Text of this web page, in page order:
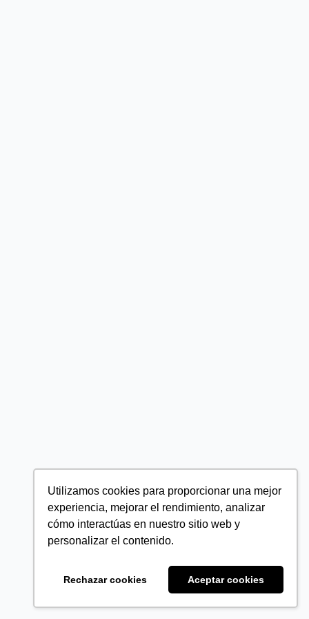
Utilizamos cookies para proporcionar una mejor
experiencia, mejorar el rendimiento, analizar
cómo interactúas en nuestro sitio web y
personalizar el contenido.
Rechazar cookies Aceptar cookies